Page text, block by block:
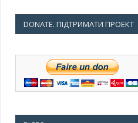
DONATE. ПІДТРИМАТИ ПРОЕКТ